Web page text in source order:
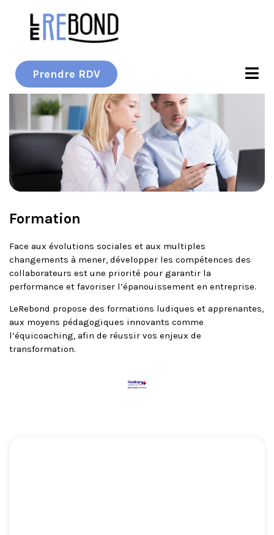
Prendre RDV
Formation
Face aux évolutions sociales et aux multiples
changements à mener, développer les compétences des
collaborateurs est une priorité pour garantir la
performance et favoriser l’épanouissement en entreprise.
LeRebond propose des formations ludiques et apprenantes,
aux moyens pédagogiques innovants comme
l’équicoaching, afin de réussir vos enjeux de
transformation.